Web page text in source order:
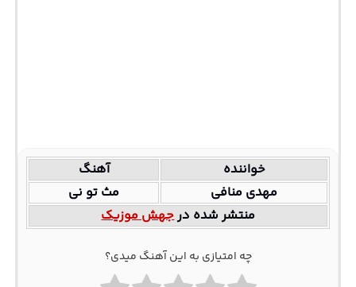
خواننده
آهنگ
مهدی منافی
مث تو نی
منتشر شده درجهش موزیک
چه امتیازی به این آهنگ میدی؟